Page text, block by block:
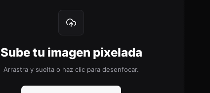
Sube tu imagen pixelada
Arrastra y suelta o haz clic para desenfocar.